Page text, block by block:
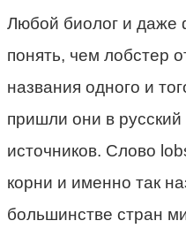
Любой биолог и даже
понять, чем лобстер
названия одного и
пришли они в
источников. Слово
корни и именно так
большинстве стран